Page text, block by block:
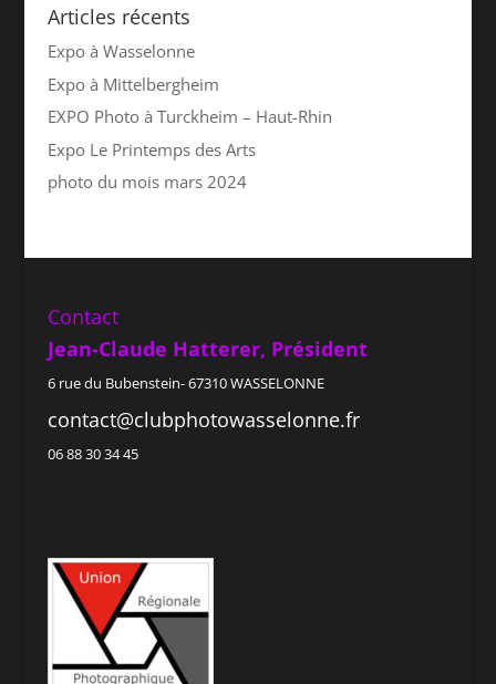
Articles récents
Expo à Wasselonne
Expo à Mittelbergheim
EXPO Photo à Turckheim – Haut-Rhin
Expo Le Printemps des Arts
photo du mois mars 2024
Contact
Jean-Claude Hatterer, Président
6 rue du Bubenstein- 67310 WASSELONNE
contact@clubphotowasselonne.fr
06 88 30 34 45